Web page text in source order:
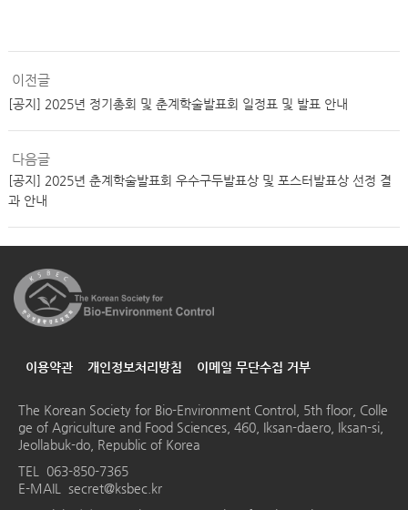
이전글
[공지] 2025년 정기총회 및 춘계학술발표회 일정표 및 발표 안내
다음글
[공지] 2025년 춘계학술발표회 우수구두발표상 및 포스터발표상 선정 결
과 안내
이용약관 개인정보처리방침 이메일 무단수집 거부
The Korean Society for Bio-Environment Control, 5th floor, Colle
ge of Agriculture and Food Sciences, 460, Iksan-daero, Iksan-si,
Jeollabuk-do, Republic of Korea
TEL 063-850-7365
E-MAIL secret@ksbec.kr